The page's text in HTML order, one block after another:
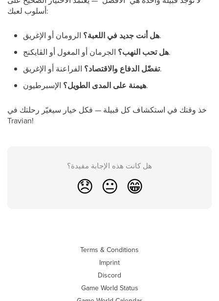
أسلوب لعبك:
هل أنت جديد في اللعبة؟الرومان أو الإغريق.
هل تحب النهب؟الجرمان أو المغول أو الڤايكنج.
تفضّل الدفاع والاقتصاد؟الفراعنة أو الإغريق.
هيمنة على المدى الطويل؟الإسبرطيون.
خذ وقتك في استكشاف كل قبيلة — فكل خيار سيغيّر رحلتك في
Travian!
هل كانت هذه الإجابة مفيدة؟
😞 😐 😁
Terms & Conditions
Imprint
Discord
Game World Status